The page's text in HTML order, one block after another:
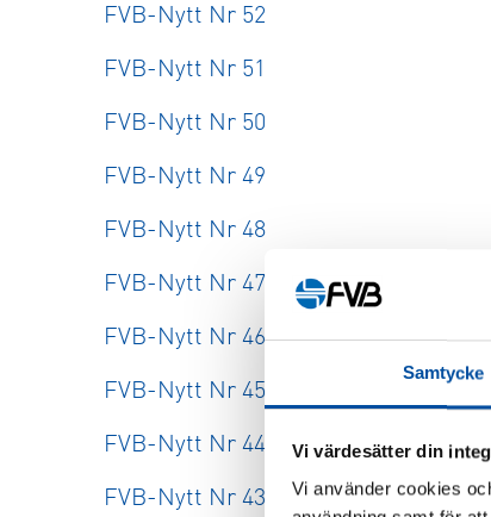
Samtycke
Vi värdesätter din
Vi använder cookies
FVB-Nytt Nr 52
FVB-Nytt Nr 51
FVB-Nytt Nr 50
FVB-Nytt Nr 49
FVB-Nytt Nr 48
FVB-Nytt Nr 47
FVB-Nytt Nr 46
FVB-Nytt Nr 45
FVB-Nytt Nr 44
FVB-Nytt Nr 43